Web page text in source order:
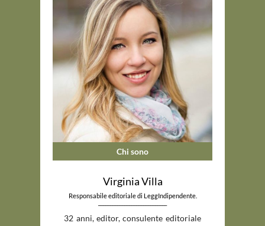
Chi sono
Virginia Villa
Responsabile editoriale di LeggIndipendente.
_____________________________
32 anni, editor, consulente editoriale